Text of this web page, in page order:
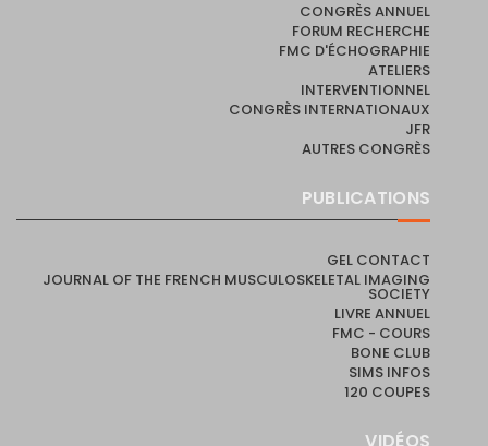
CONGRÈS ANNUEL
FORUM RECHERCHE
FMC D'ÉCHOGRAPHIE
ATELIERS
INTERVENTIONNEL
CONGRÈS INTERNATIONAUX
JFR
AUTRES CONGRÈS
PUBLICATIONS
GEL CONTACT
JOURNAL OF THE FRENCH MUSCULOSKELETAL IMAGING
SOCIETY
LIVRE ANNUEL
FMC - COURS
BONE CLUB
SIMS INFOS
120 COUPES